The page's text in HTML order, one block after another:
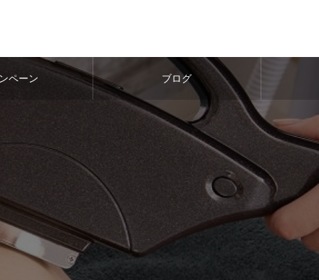
ペーン ブログ